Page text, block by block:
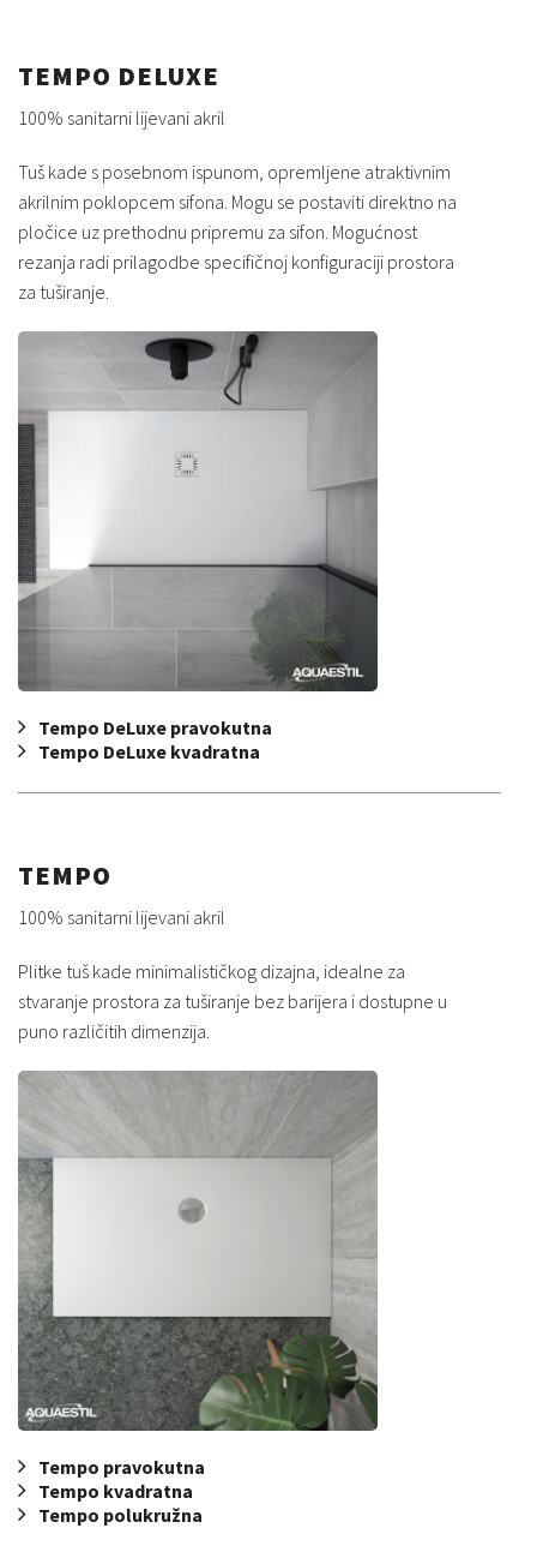
TEMPO DELUXE
100% sanitarni lijevani akril
Tuš kade s posebnom ispunom, opremljene atraktivnim
akrilnim poklopcem sifona. Mogu se postaviti direktno na
pločice uz prethodnu pripremu za sifon. Mogućnost
rezanja radi prilagodbe specifičnoj konfiguraciji prostora
za tuširanje.
Tempo DeLuxe pravokutna
Tempo DeLuxe kvadratna
TEMPO
100% sanitarni lijevani akril
Plitke tuš kade minimalističkog dizajna, idealne za
stvaranje prostora za tuširanje bez barijera i dostupne u
puno različitih dimenzija.
Tempo pravokutna
Tempo kvadratna
Tempo polukružna